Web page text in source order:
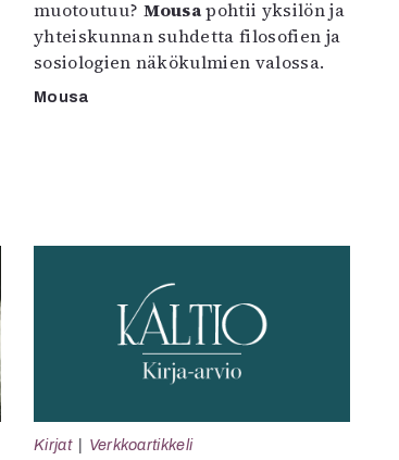
muotoutuu? Mousapohtii yksilön ja
yhteiskunnan suhdetta filosofien ja
sosiologien näkökulmien valossa.
Mousa
Kirjat Verkkoartikkeli